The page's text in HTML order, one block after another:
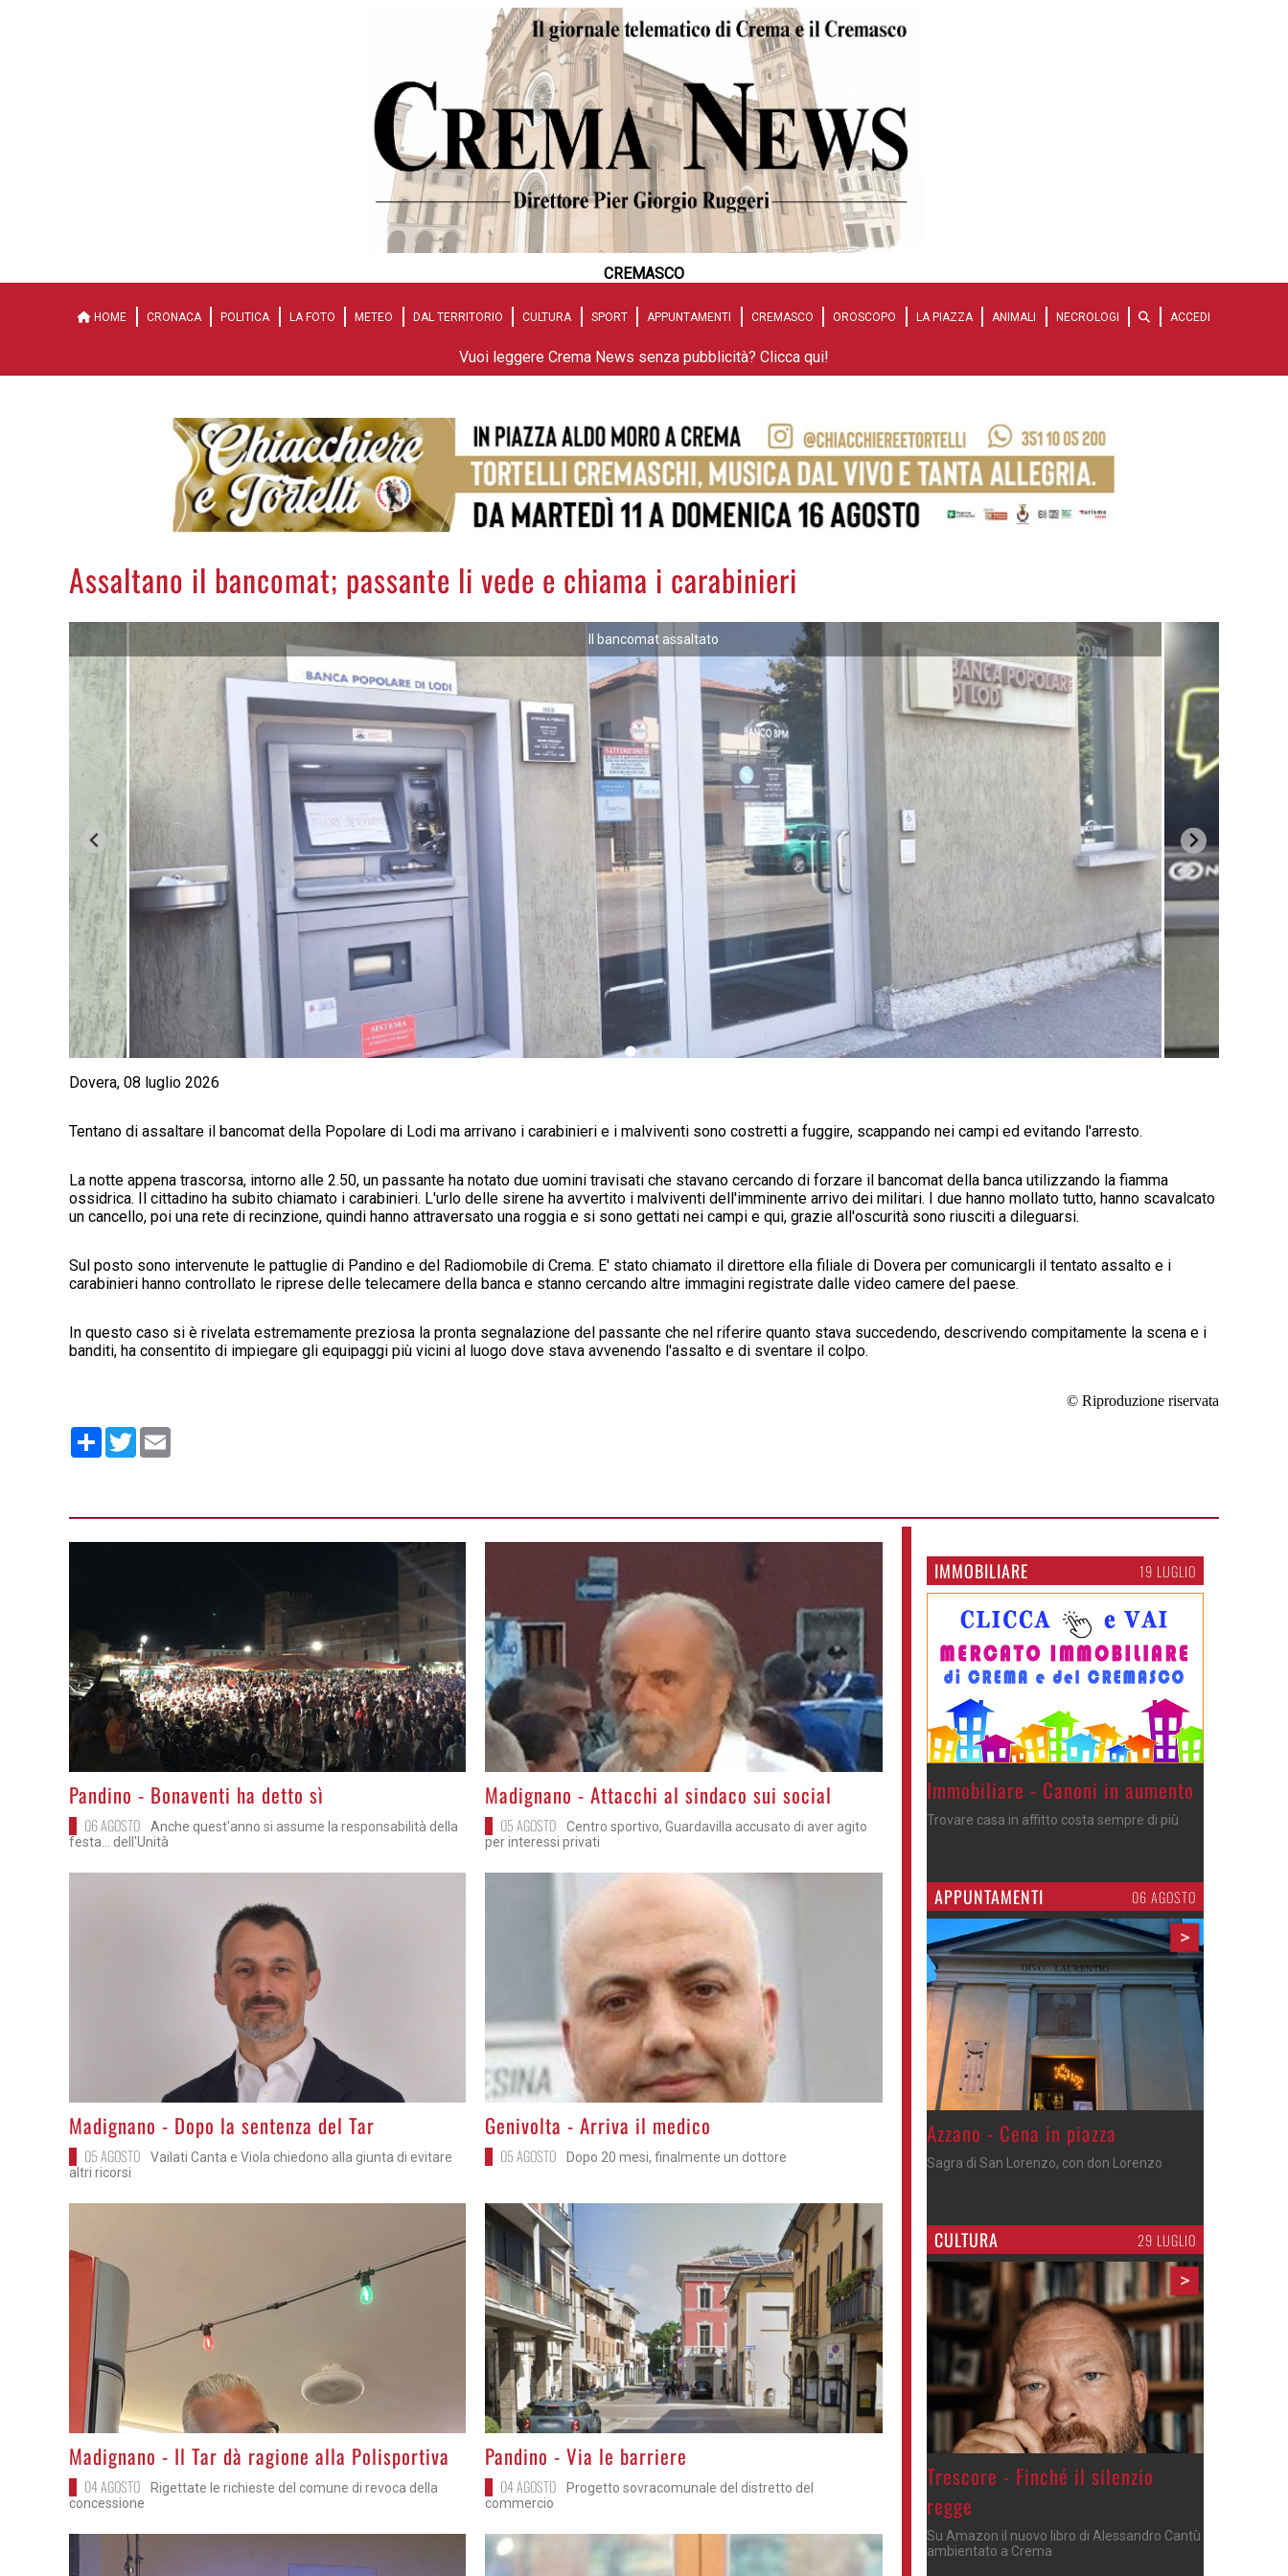
CREMASCO
HOME CRONACA POLITICA LA FOTO METEO DAL TERRITORIO CULTURA SPORT APPUNTAMENTI CREMASCO OROSCOPO LA PIAZZA ANIMALI NECROLOGI ACCEDI
Vuoi leggere Crema News senza pubblicità? Clicca qui!
Assaltano il bancomat; passante li vede e chiama i carabinieri
Il bancomat assaltato
Dovera, 08 luglio 2026
Tentano di assaltare il bancomat della Popolare di Lodi ma arrivano i carabinieri e i malviventi sono costretti a fuggire, scappando nei campi ed evitando l'arresto.
La notte appena trascorsa, intorno alle 2.50, un passante ha notato due uomini travisati che stavano cercando di forzare il bancomat della banca utilizzando la fiamma
ossidrica. Il cittadino ha subito chiamato i carabinieri. L'urlo delle sirene ha avvertito i malviventi dell'imminente arrivo dei militari. I due hanno mollato tutto, hanno scavalcato
un cancello, poi una rete di recinzione, quindi hanno attraversato una roggia e si sono gettati nei campi e qui, grazie all'oscurità sono riusciti a dileguarsi.
Sul posto sono intervenute le pattuglie di Pandino e del Radiomobile di Crema. E' stato chiamato il direttore ella filiale di Dovera per comunicargli il tentato assalto e i
carabinieri hanno controllato le riprese delle telecamere della banca e stanno cercando altre immagini registrate dalle video camere del paese.
In questo caso si è rivelata estremamente preziosa la pronta segnalazione del passante che nel riferire quanto stava succedendo, descrivendo compitamente la scena e i
banditi, ha consentito di impiegare gli equipaggi più vicini al luogo dove stava avvenendo l'assalto e di sventare il colpo.
© Riproduzione riservata
Condividi
Twitter
>
Pandino - Bonaventi ha detto sì
06 AGOSTO
Anche quest'anno si assume la responsabilità della
festa... dell'Unità
>Madignano - Attacchi al sindaco sui social
05 AGOSTO
Centro sportivo, Guardavilla accusato di aver agito
per interessi privati
>Madignano - Dopo la sentenza del Tar
05 AGOSTO
Vailati Canta e Viola chiedono alla giunta di evitare
altri ricorsi
>
Genivolta - Arriva il medico
05 AGOSTO Dopo 20 mesi, finalmente un dottore
>Madignano - Il Tar dà ragione alla Polisportiva
04 AGOSTO
Rigettate le richieste del comune di revoca della
concessione
>
Pandino - Via le barriere
04 AGOSTO
Progetto sovracomunale del distretto del
commercio
IMMOBILIARE 19 LUGLIO
Immobiliare - Canoni in aumento
Trovare casa in affitto costa sempre di più
APPUNTAMENTI 06 AGOSTO
>
Gli appuntamenti fino a sabato
Cosa fare questi giorni nel Cremasco
CULTURA 29 LUGLIO
>
Trescore - Finché il silenzio
regge
Su Amazon il nuovo libro di Alessandro Cantù
ambientato a Crema